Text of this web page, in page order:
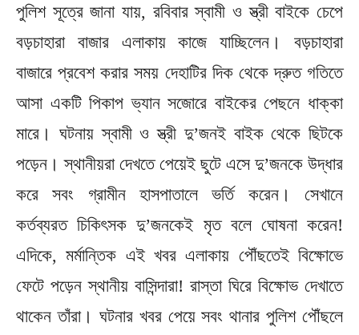
পুলিশ সূত্রে জানা যায়, রবিবার স্বামী ও স্ত্রী বাইকে চেপে
বড়চাহারা বাজার এলাকায় কাজে যাচ্ছিলেন। বড়চাহারা
বাজারে প্রবেশ করার সময় দেহাটির দিক থেকে দ্রুত গতিতে
আসা একটি পিকাপ ভ্যান সজোরে বাইকের পেছনে ধাক্কা
মারে। ঘটনায় স্বামী ও স্ত্রী দু’জনই বাইক থেকে ছিটকে
পড়েন। স্থানীয়রা দেখতে পেয়েই ছুটে এসে দু’জনকে উদ্ধার
করে সবং গ্রামীন হাসপাতালে ভর্তি করেন। সেখানে
কর্তব্যরত চিকিৎসক দু’জনকেই মৃত বলে ঘোষনা করেন!
এদিকে, মর্মান্তিক এই খবর এলাকায় পৌঁছতেই বিক্ষোভে
ফেটে পড়েন স্থানীয় বাসিন্দারা! রাস্তা ঘিরে বিক্ষোভ দেখাতে
থাকেন তাঁরা। ঘটনার খবর পেয়ে সবং থানার পুলিশ পৌঁছলে